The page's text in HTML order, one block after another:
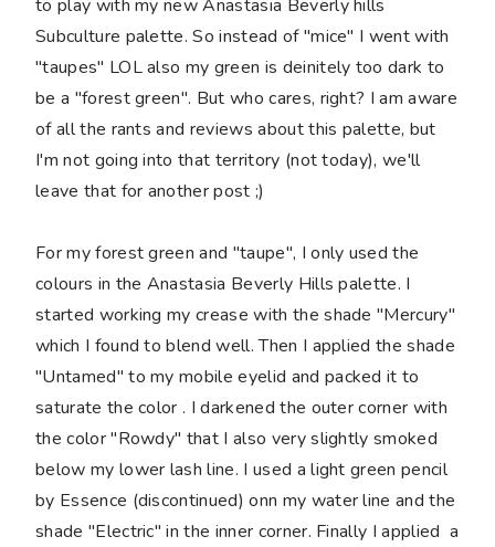
to play with my new Anastasia Beverly hills
Subculture palette. So instead of "mice" I went with
"taupes" LOL also my green is deinitely too dark to
be a "forest green". But who cares, right? I am aware
of all the rants and reviews about this palette, but
I'm not going into that territory (not today), we'll
leave that for another post ;)
For my forest green and "taupe", I only used the
colours in the Anastasia Beverly Hills palette. I
started working my crease with the shade "Mercury"
which I found to blend well. Then I applied the shade
"Untamed" to my mobile eyelid and packed it to
saturate the color . I darkened the outer corner with
the color "Rowdy" that I also very slightly smoked
below my lower lash line. I used a light green pencil
by Essence (discontinued) onn my water line and the
shade "Electric" in the inner corner. Finally I applied a